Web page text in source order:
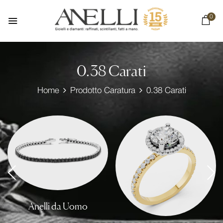
0
0.38 Carati
Home Prodotto Caratura 0.38 Carati
Anelli da Uomo